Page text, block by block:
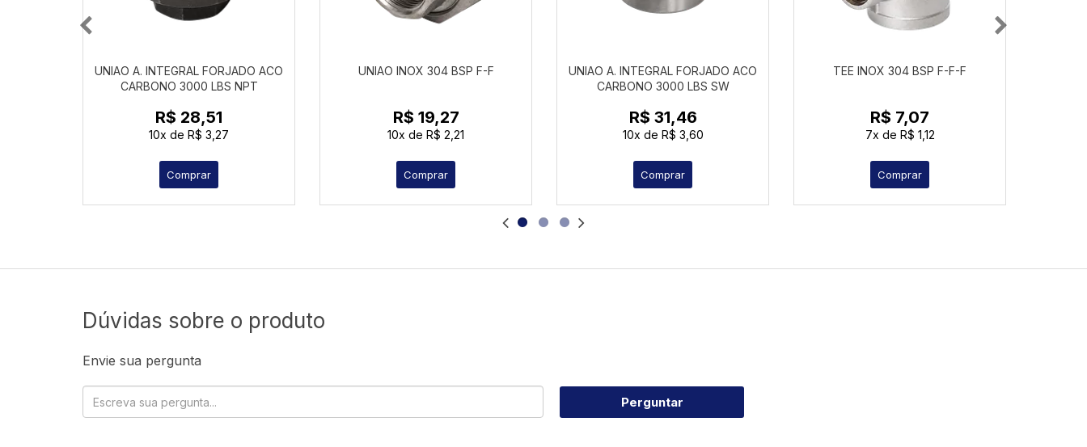
UNIAO A. INTEGRAL FORJADO ACO
CARBONO 3000 LBS NPT
R$ 28,51
10x de R$ 3,27
Comprar
UNIAO INOX 304 BSP F-F
R$ 19,27
10x de R$ 2,21
Comprar
UNIAO A. INTEGRAL FORJADO ACO
CARBONO 3000 LBS SW
R$ 31,46
10x de R$ 3,60
Comprar
TEE INOX 304 BSP F-F-F
R$ 7,07
7x de R$ 1,12
Comprar
Dúvidas sobre o produto
Envie sua pergunta
Perguntar